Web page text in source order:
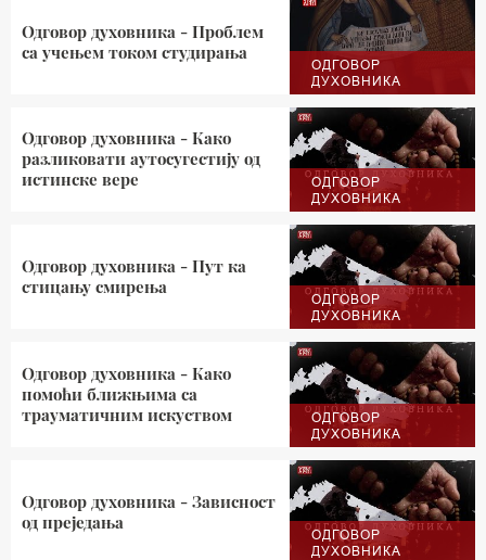
ОДГОВОР
ДУХОВНИКА
Одговор духовника - Проблем
са учењем током студирања
ОДГОВОР
ДУХОВНИКА
Одговор духовника - Како
разликовати аутосугестију од
истинске вере
ОДГОВОР
ДУХОВНИКА
Одговор духовника - Пут ка
стицању смирења
ОДГОВОР
ДУХОВНИКА
Одговор духовника - Како
помоћи ближњима са
трауматичним искуством
ОДГОВОР
ДУХОВНИКА
Одговор духовника - Зависност
од преједања